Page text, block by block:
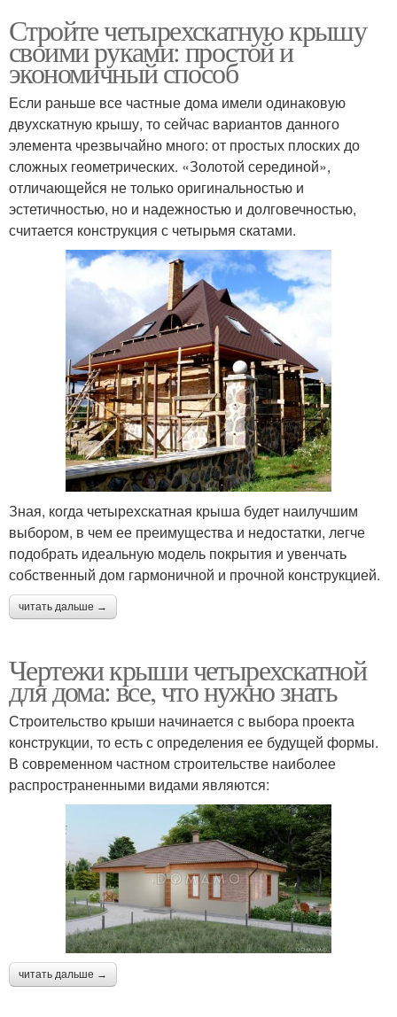
Стройте четырехскатную крышу
своими руками: простой и
экономичный способ
Если раньше все частные дома имели одинаковую
двухскатную крышу, то сейчас вариантов данного
элемента чрезвычайно много: от простых плоских до
сложных геометрических. «Золотой серединой»,
отличающейся не только оригинальностью и
эстетичностью, но и надежностью и долговечностью,
считается конструкция с четырьмя скатами.
Зная, когда четырехскатная крыша будет наилучшим
выбором, в чем ее преимущества и недостатки, легче
подобрать идеальную модель покрытия и увенчать
собственный дом гармоничной и прочной конструкцией.
читать дальше →
Чертежи крыши четырехскатной
для дома: все, что нужно знать
Строительство крыши начинается с выбора проекта
конструкции, то есть с определения ее будущей формы.
В современном частном строительстве наиболее
распространенными видами являются:
читать дальше →